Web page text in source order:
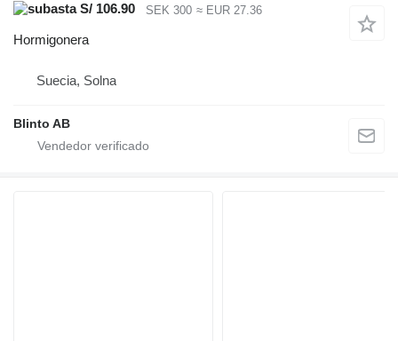
S/ 106.90
SEK 300 ≈ EUR 27.36
Hormigonera
Suecia, Solna
Blinto AB